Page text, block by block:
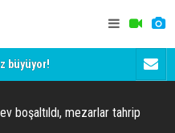
büyüyor!
boşaltıldı, mezarlar tahrip